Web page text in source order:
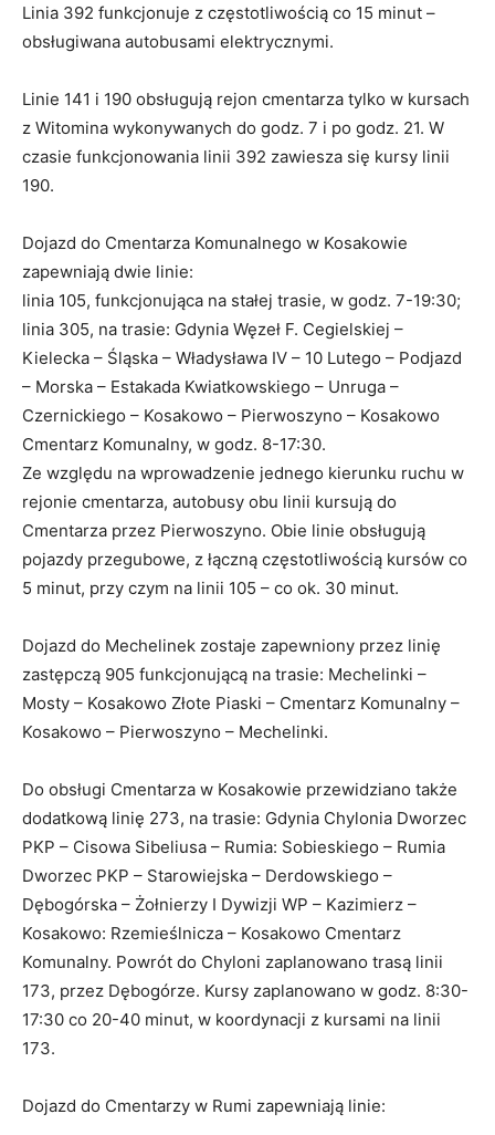
Linia 392 funkcjonuje z częstotliwością co 15 minut –
obsługiwana autobusami elektrycznymi.
Linie 141 i 190 obsługują rejon cmentarza tylko w kursach
z Witomina wykonywanych do godz. 7 i po godz. 21. W
czasie funkcjonowania linii 392 zawiesza się kursy linii
190.
Dojazd do Cmentarza Komunalnego w Kosakowie
zapewniają dwie linie:
linia 105, funkcjonująca na stałej trasie, w godz. 7-19:30;
linia 305, na trasie: Gdynia Węzeł F. Cegielskiej –
Kielecka – Śląska – Władysława IV – 10 Lutego – Podjazd
– Morska – Estakada Kwiatkowskiego – Unruga –
Czernickiego – Kosakowo – Pierwoszyno – Kosakowo
Cmentarz Komunalny, w godz. 8-17:30.
Ze względu na wprowadzenie jednego kierunku ruchu w
rejonie cmentarza, autobusy obu linii kursują do
Cmentarza przez Pierwoszyno. Obie linie obsługują
pojazdy przegubowe, z łączną częstotliwością kursów co
5 minut, przy czym na linii 105 – co ok. 30 minut.
Dojazd do Mechelinek zostaje zapewniony przez linię
zastępczą 905 funkcjonującą na trasie: Mechelinki –
Mosty – Kosakowo Złote Piaski – Cmentarz Komunalny –
Kosakowo – Pierwoszyno – Mechelinki.
Do obsługi Cmentarza w Kosakowie przewidziano także
dodatkową linię 273, na trasie: Gdynia Chylonia Dworzec
PKP – Cisowa Sibeliusa – Rumia: Sobieskiego – Rumia
Dworzec PKP – Starowiejska – Derdowskiego –
Dębogórska – Żołnierzy I Dywizji WP – Kazimierz –
Kosakowo: Rzemieślnicza – Kosakowo Cmentarz
Komunalny. Powrót do Chyloni zaplanowano trasą linii
173, przez Dębogórze. Kursy zaplanowano w godz. 8:30-
17:30 co 20-40 minut, w koordynacji z kursami na linii
173.
Dojazd do Cmentarzy w Rumi zapewniają linie: